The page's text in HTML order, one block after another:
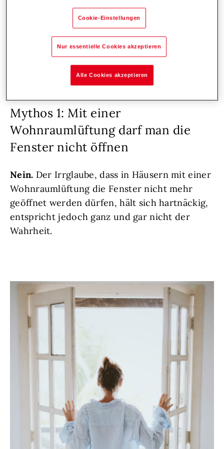
individuell in Sachen Komfortlüftung. Nehmen
Sie Kontakt zu uns auf!
Jetzt Beratung anfordern!
Mythos 1: Mit einer
Wohnraumlüftung darf man die
Fenster nicht öffnen
Nein. Der Irrglaube, dass in Häusern mit einer
Wohnraumlüftung die Fenster nicht mehr
geöffnet werden dürfen, hält sich hartnäckig,
entspricht jedoch ganz und gar nicht der
Wahrheit.
Cookie-Einstellungen
Nur essentielle Cookies akzeptieren
Alle Cookies akzeptieren